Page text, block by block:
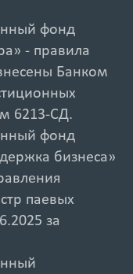
фонд
- правила
Банком
6213-СД.
фонд
бизнеса»
паевых
за